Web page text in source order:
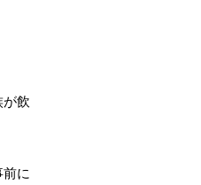
が飲
前に